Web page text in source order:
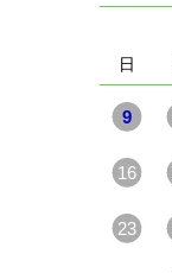
日
9
16
23